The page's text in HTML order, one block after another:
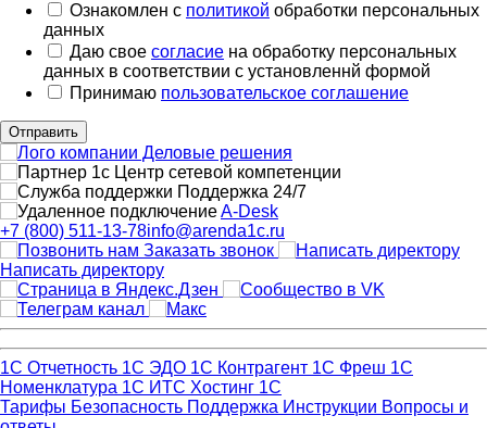
Ознакомлен с политикой обработки персональных
данных
Даю свое согласие на обработку персональных
данных в соответствии с установленнй формой
Принимаю пользовательское соглашение
Отправить
Поддержка 24/7
A-Desk
+7 (800) 511-13-78info@arenda1c.ru
Заказать звонок
Написать директору
1С Отчетность 1С ЭДО 1С Контрагент 1С Фреш 1С
Номенклатура 1С ИТС Хостинг 1С
Тарифы Безопасность Поддержка Инструкции Вопросы и